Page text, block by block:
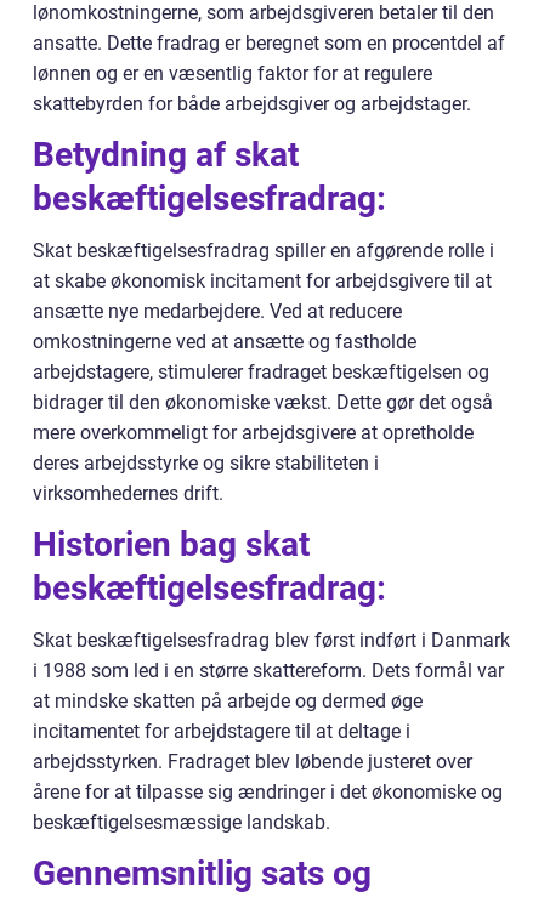
lønomkostningerne, som arbejdsgiveren betaler til den
ansatte. Dette fradrag er beregnet som en procentdel af
lønnen og er en væsentlig faktor for at regulere
skattebyrden for både arbejdsgiver og arbejdstager.
Betydning af skat
beskæftigelsesfradrag:
Skat beskæftigelsesfradrag spiller en afgørende rolle i
at skabe økonomisk incitament for arbejdsgivere til at
ansætte nye medarbejdere. Ved at reducere
omkostningerne ved at ansætte og fastholde
arbejdstagere, stimulerer fradraget beskæftigelsen og
bidrager til den økonomiske vækst. Dette gør det også
mere overkommeligt for arbejdsgivere at opretholde
deres arbejdsstyrke og sikre stabiliteten i
virksomhedernes drift.
Historien bag skat
beskæftigelsesfradrag:
Skat beskæftigelsesfradrag blev først indført i Danmark
i 1988 som led i en større skattereform. Dets formål var
at mindske skatten på arbejde og dermed øge
incitamentet for arbejdstagere til at deltage i
arbejdsstyrken. Fradraget blev løbende justeret over
årene for at tilpasse sig ændringer i det økonomiske og
beskæftigelsesmæssige landskab.
Gennemsnitlig sats og